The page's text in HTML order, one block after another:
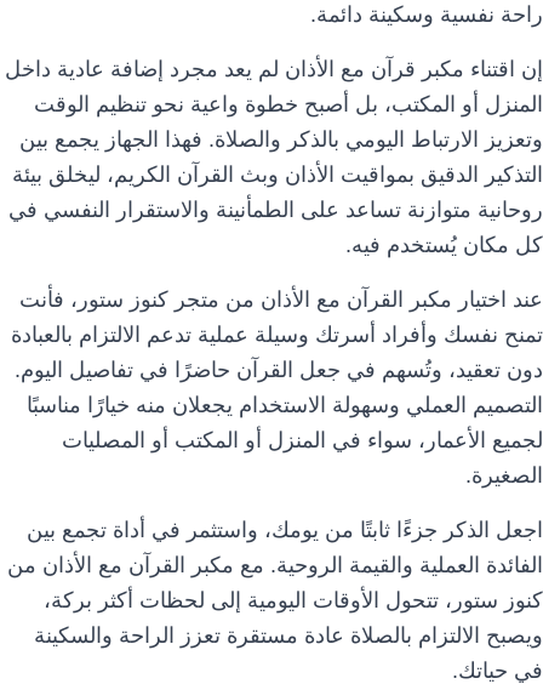
راحة نفسية وسكينة دائمة.
إن اقتناء مكبر قرآن مع الأذان لم يعد مجرد إضافة عادية داخل
المنزل أو المكتب، بل أصبح خطوة واعية نحو تنظيم الوقت
وتعزيز الارتباط اليومي بالذكر والصلاة. فهذا الجهاز يجمع بين
التذكير الدقيق بمواقيت الأذان وبث القرآن الكريم، ليخلق بيئة
روحانية متوازنة تساعد على الطمأنينة والاستقرار النفسي في
كل مكان يُستخدم فيه.
عند اختيار مكبر القرآن مع الأذان من متجر كنوز ستور، فأنت
تمنح نفسك وأفراد أسرتك وسيلة عملية تدعم الالتزام بالعبادة
دون تعقيد، وتُسهم في جعل القرآن حاضرًا في تفاصيل اليوم.
التصميم العملي وسهولة الاستخدام يجعلان منه خيارًا مناسبًا
لجميع الأعمار، سواء في المنزل أو المكتب أو المصليات
الصغيرة.
اجعل الذكر جزءًا ثابتًا من يومك، واستثمر في أداة تجمع بين
الفائدة العملية والقيمة الروحية. مع مكبر القرآن مع الأذان من
كنوز ستور، تتحول الأوقات اليومية إلى لحظات أكثر بركة،
ويصبح الالتزام بالصلاة عادة مستقرة تعزز الراحة والسكينة
في حياتك.